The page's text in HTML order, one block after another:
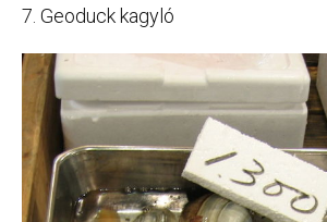
7. Geoduck kagyló